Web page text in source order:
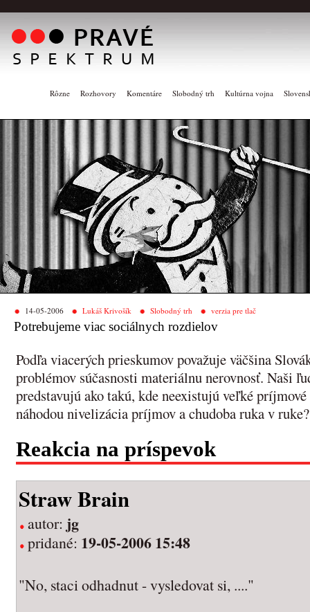
Rôzne Rozhovory Komentáre Slobodný trh Kultúrna vojna
14-05-2006 Lukáš Krivošík Slobodný trh verzia pre tlač
Potrebujeme viac sociálnych rozdielov
Podľa viacerých prieskumov považuje väčšina
problémov súčasnosti materiálnu nerovnosť. Naši
predstavujú ako takú, kde neexistujú veľké
náhodou nivelizácia príjmov a chudoba ruka v ruke?
Reakcia na príspevok
Straw Brain
autor: jg
pridané: 19-05-2006 15:48
"No, staci odhadnut - vysledovat si, ...."